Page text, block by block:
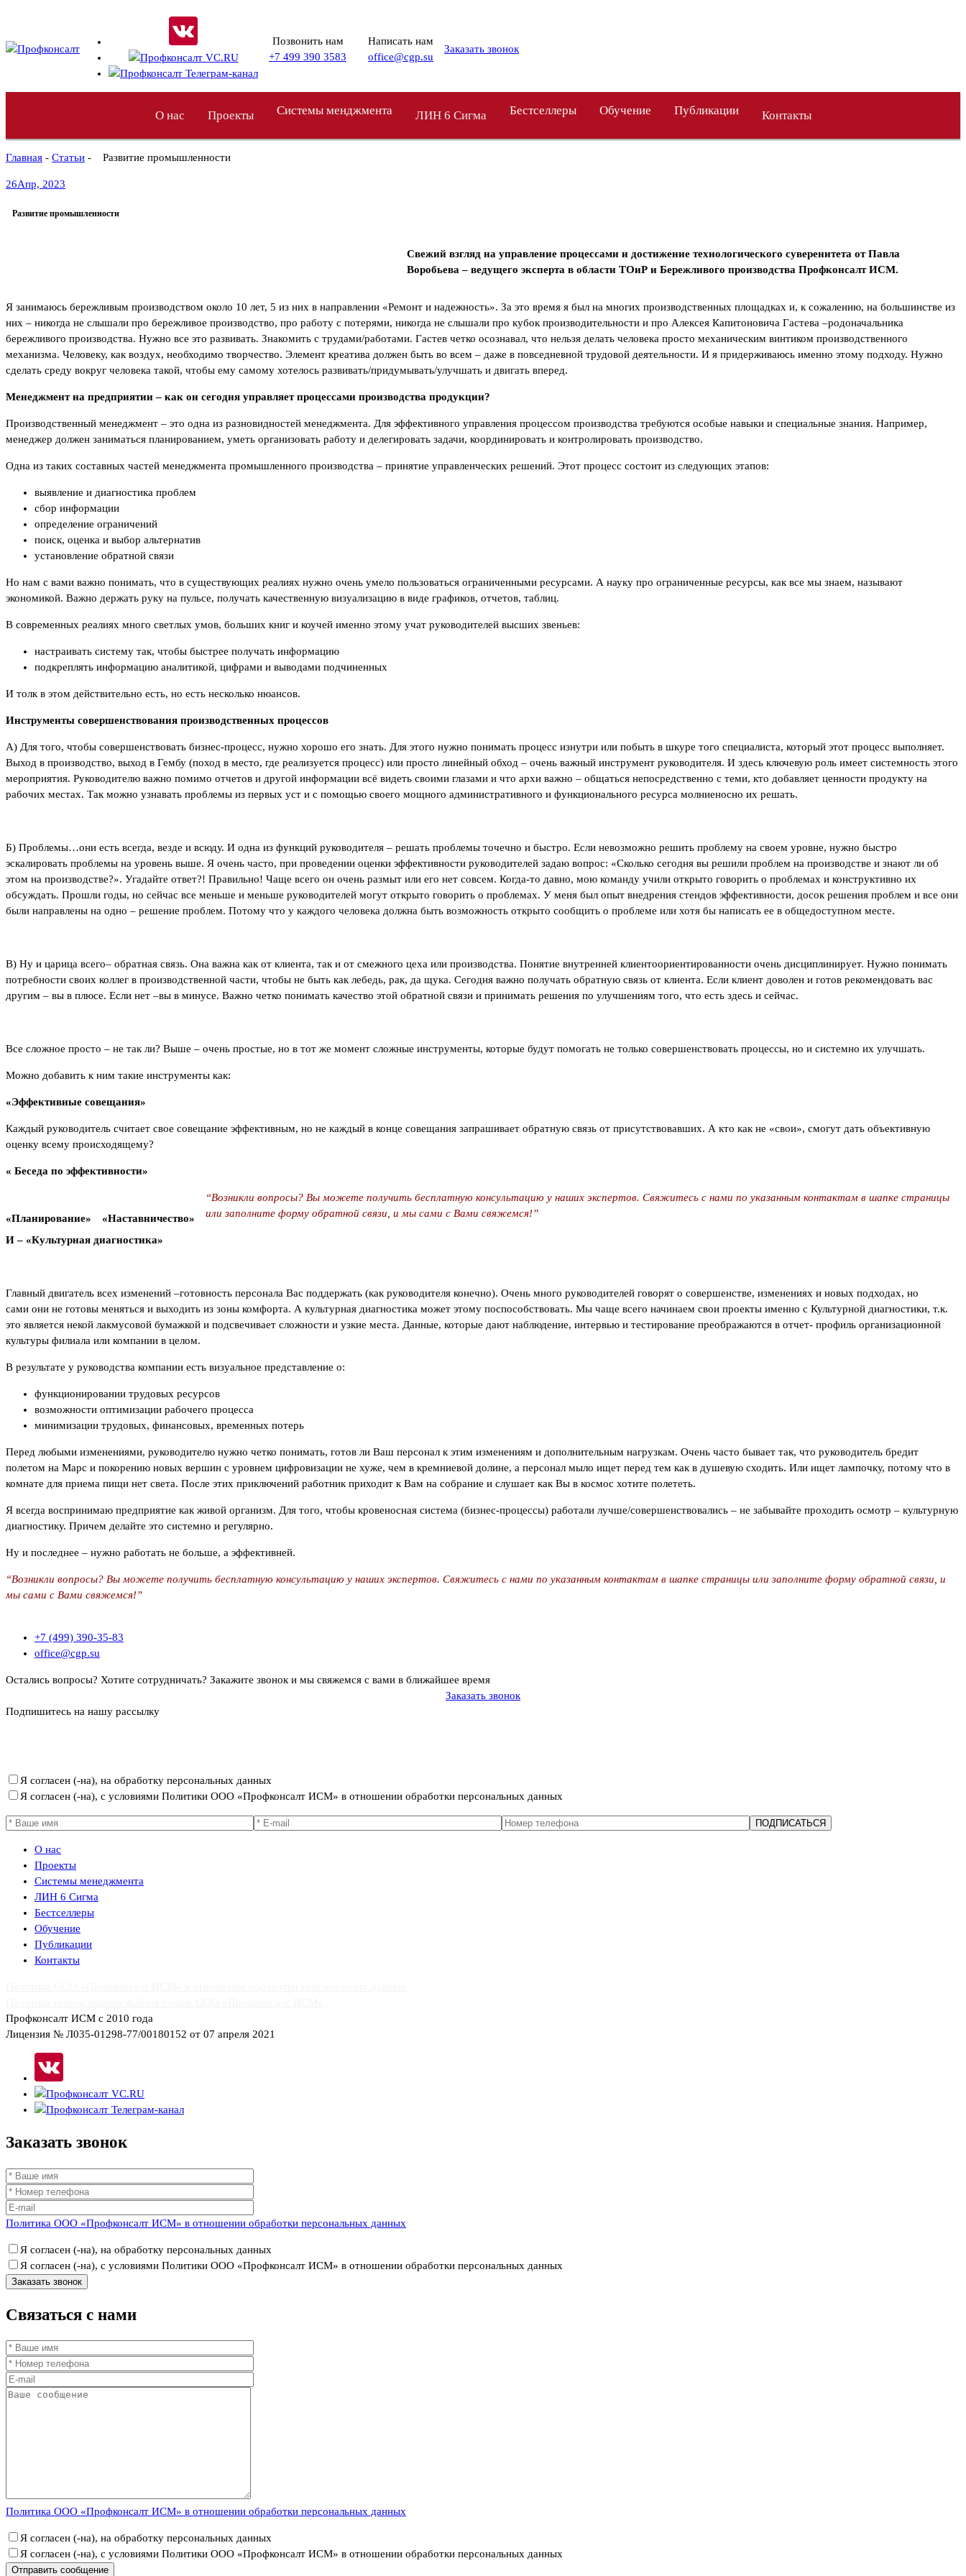
содержимому
Позвонить нам
+7 499 390 3583
Написать нам
office@cgp.su
Заказать звонок
О нас Проекты Системы менджмента ЛИН 6 Сигма Бестселлеры Обучение Публикации Контакты
Главная - Статьи - Развитие промышленности
26Апр, 2023
Развитие промышленности
Свежий взгляд на управление процессами и достижение технологического суверенитета от Павла
Воробьева – ведущего эксперта в области ТОиР и Бережливого производства Профконсалт ИСМ.
Я занимаюсь бережливым производством около 10 лет, 5 из них в направлении «Ремонт и надежность». За это время я был на многих производственных площадках и, к сожалению, на большинстве из
них – никогда не слышали про бережливое производство, про работу с потерями, никогда не слышали про кубок производительности и про Алексея Капитоновича Гастева –родоначальника
бережливого производства. Нужно все это развивать. Знакомить с трудами/работами. Гастев четко осознавал, что нельзя делать человека просто механическим винтиком производственного
механизма. Человеку, как воздух, необходимо творчество. Элемент креатива должен быть во всем – даже в повседневной трудовой деятельности. И я придерживаюсь именно этому подходу. Нужно
сделать среду вокруг человека такой, чтобы ему самому хотелось развивать/придумывать/улучшать и двигать вперед.
Менеджмент на предприятии – как он сегодня управляет процессами производства продукции?
Производственный менеджмент – это одна из разновидностей менеджмента. Для эффективного управления процессом производства требуются особые навыки и специальные знания. Например,
менеджер должен заниматься планированием, уметь организовать работу и делегировать задачи, координировать и контролировать производство.
Одна из таких составных частей менеджмента промышленного производства – принятие управленческих решений. Этот процесс состоит из следующих этапов:
выявление и диагностика проблем
сбор информации
определение ограничений
поиск, оценка и выбор альтернатив
установление обратной связи
Но нам с вами важно понимать, что в существующих реалиях нужно очень умело пользоваться ограниченными ресурсами. А науку про ограниченные ресурсы, как все мы знаем, называют
экономикой. Важно держать руку на пульсе, получать качественную визуализацию в виде графиков, отчетов, таблиц.
В современных реалиях много светлых умов, больших книг и коучей именно этому учат руководителей высших звеньев:
настраивать систему так, чтобы быстрее получать информацию
подкреплять информацию аналитикой, цифрами и выводами подчиненных
И толк в этом действительно есть, но есть несколько нюансов.
Инструменты совершенствования производственных процессов
А) Для того, чтобы совершенствовать бизнес-процесс, нужно хорошо его знать. Для этого нужно понимать процесс изнутри или побыть в шкуре того специалиста, который этот процесс выполняет.
Выход в производство, выход в Гембу (поход в место, где реализуется процесс) или просто линейный обход – очень важный инструмент руководителя. И здесь ключевую роль имеет системность этого
мероприятия. Руководителю важно помимо отчетов и другой информации всё видеть своими глазами и что архи важно – общаться непосредственно с теми, кто добавляет ценности продукту на
рабочих местах. Так можно узнавать проблемы из первых уст и с помощью своего мощного административного и функционального ресурса молниеносно их решать.
Б) Проблемы…они есть всегда, везде и всюду. И одна из функций руководителя – решать проблемы точечно и быстро. Если невозможно решить проблему на своем уровне, нужно быстро
эскалировать проблемы на уровень выше. Я очень часто, при проведении оценки эффективности руководителей задаю вопрос: «Сколько сегодня вы решили проблем на производстве и знают ли об
этом на производстве?». Угадайте ответ?! Правильно! Чаще всего он очень размыт или его нет совсем. Когда-то давно, мою команду учили открыто говорить о проблемах и конструктивно их
обсуждать. Прошли годы, но сейчас все меньше и меньше руководителей могут открыто говорить о проблемах. У меня был опыт внедрения стендов эффективности, досок решения проблем и все они
были направлены на одно – решение проблем. Потому что у каждого человека должна быть возможность открыто сообщить о проблеме или хотя бы написать ее в общедоступном месте.
В) Ну и царица всего– обратная связь. Она важна как от клиента, так и от смежного цеха или производства. Понятие внутренней клиентоориентированности очень дисциплинирует. Нужно понимать
потребности своих коллег в производственной части, чтобы не быть как лебедь, рак, да щука. Сегодня важно получать обратную связь от клиента. Если клиент доволен и готов рекомендовать вас
другим – вы в плюсе. Если нет –вы в минусе. Важно четко понимать качество этой обратной связи и принимать решения по улучшениям того, что есть здесь и сейчас.
Все сложное просто – не так ли? Выше – очень простые, но в тот же момент сложные инструменты, которые будут помогать не только совершенствовать процессы, но и системно их улучшать.
Можно добавить к ним такие инструменты как:
«Эффективные совещания»
Каждый руководитель считает свое совещание эффективным, но не каждый в конце совещания запрашивает обратную связь от присутствовавших. А кто как не «свои», смогут дать объективную
оценку всему происходящему?
« Беседа по эффективности»
«Планирование» «Наставничество»
“Возникли вопросы? Вы можете получить бесплатную консультацию у наших экспертов. Свяжитесь с нами по указанным контактам в шапке страницы
или заполните форму обратной связи, и мы сами с Вами свяжемся!”
И – «Культурная диагностика»
Главный двигатель всех изменений –готовность персонала Вас поддержать (как руководителя конечно). Очень много руководителей говорят о совершенстве, изменениях и новых подходах, но
сами они не готовы меняться и выходить из зоны комфорта. А культурная диагностика может этому поспособствовать. Мы чаще всего начинаем свои проекты именно с Культурной диагностики, т.к.
это является некой лакмусовой бумажкой и подсвечивает сложности и узкие места. Данные, которые дают наблюдение, интервью и тестирование преображаются в отчет- профиль организационной
культуры филиала или компании в целом.
В результате у руководства компании есть визуальное представление о:
функционировании трудовых ресурсов
возможности оптимизации рабочего процесса
минимизации трудовых, финансовых, временных потерь
Перед любыми изменениями, руководителю нужно четко понимать, готов ли Ваш персонал к этим изменениям и дополнительным нагрузкам. Очень часто бывает так, что руководитель бредит
полетом на Марс и покорению новых вершин с уровнем цифровизации не хуже, чем в кремниевой долине, а персонал мыло ищет перед тем как в душевую сходить. Или ищет лампочку, потому что в
комнате для приема пищи нет света. После этих приключений работник приходит к Вам на собрание и слушает как Вы в космос хотите полететь.
Я всегда воспринимаю предприятие как живой организм. Для того, чтобы кровеносная система (бизнес-процессы) работали лучше/совершенствовались – не забывайте проходить осмотр – культурную
диагностику. Причем делайте это системно и регулярно.
Ну и последнее – нужно работать не больше, а эффективней.
“Возникли вопросы? Вы можете получить бесплатную консультацию у наших экспертов. Свяжитесь с нами по указанным контактам в шапке страницы или заполните форму обратной связи, и
мы сами с Вами свяжемся!”
+7 (499) 390-35-83
office@cgp.su
Остались вопросы? Хотите сотрудничать? Закажите звонок и мы свяжемся с вами в ближайшее время
Заказать звонок
Подпишитесь на нашу рассылку
Я согласен (-на), на обработку персональных данных
Я согласен (-на), с условиями Политики ООО «Профконсалт ИСМ» в отношении обработки персональных данных
О нас
Проекты
Системы менеджмента
ЛИН 6 Сигма
Бестселлеры
Обучение
Публикации
Контакты
Профконсалт ИСМ с 2010 года
Лицензия № Л035-01298-77/00180152 от 07 апреля 2021
Заказать звонок
Политика ООО «Профконсалт ИСМ» в отношении обработки персональных данных
Я согласен (-на), на обработку персональных данных
Я согласен (-на), с условиями Политики ООО «Профконсалт ИСМ» в отношении обработки персональных данных
Связаться с нами
Политика ООО «Профконсалт ИСМ» в отношении обработки персональных данных
Я согласен (-на), на обработку персональных данных
Я согласен (-на), с условиями Политики ООО «Профконсалт ИСМ» в отношении обработки персональных данных